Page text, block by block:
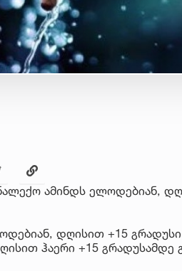
ამინდს ელოდებიან,
დღისით +15
ჰაერი +15